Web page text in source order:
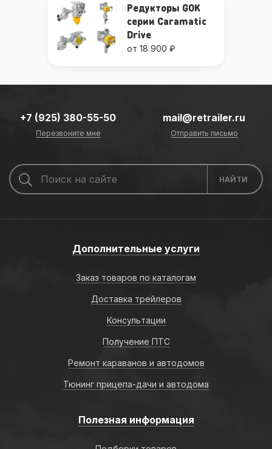
Редукторы GOK
серии Caramatic
Drive
от 18 900 ₽
+7 (925) 380-55-50
Перезвоните мне
mail@retrailer.ru
Отправить письмо
Дополнительные услуги
Заказ товаров по каталогам
Доставка трейлеров
Консультации
Получение ПТС
Ремонт караванов и автодомов
Тюнинг прицепа-дачи и автодома
Полезная информация